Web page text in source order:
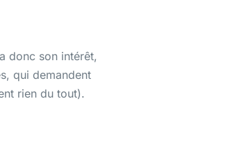
donc son intérêt,
qui demandent
rien du tout).